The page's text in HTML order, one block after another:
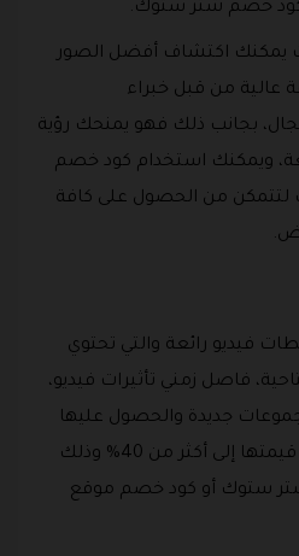
خصم شتر ستوك.
اكتشاف أفضل الصور
عالية من قبل خبراء
بجانب ذلك فهو يمنحك رؤية
ويمكنك استخدام كود خصم
من الحصول على كافة
فيديو رائعة والتي تحتوي
فاصل زمني تأثيرات فيديو،
جديدة والحصول عليها
بتخفيضات عالية تصل قيمتها إلى أكثر من 40% وذلك
ستوك أو كود خصم موقع